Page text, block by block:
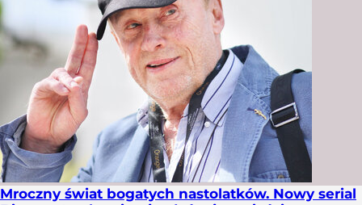
Mroczny świat bogatych nastolatków. Nowy serial